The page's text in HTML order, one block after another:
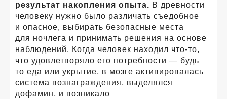
результат накопления опыта. В древности
человеку нужно было различать съедобное
и опасное, выбирать безопасные места
для ночлега и принимать решения на основе
наблюдений. Когда человек находил что-то,
что удовлетворяло его потребности — будь
то еда или укрытие, в мозге активировалась
система вознаграждения, выделялся
дофамин, и возникало